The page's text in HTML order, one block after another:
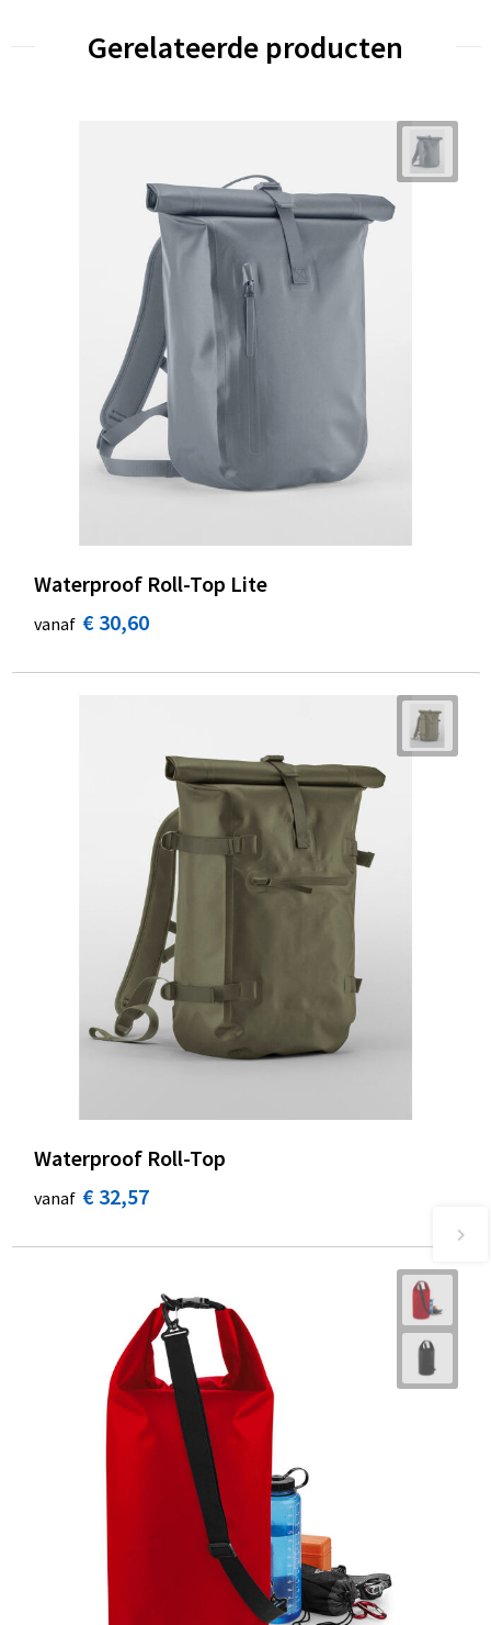
Gerelateerde producten
Waterproof Roll-Top Lite
vanaf € 30,60
Waterproof Roll-Top
vanaf € 32,57